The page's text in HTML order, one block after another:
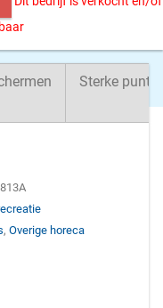
Sterke
,Overige horeca